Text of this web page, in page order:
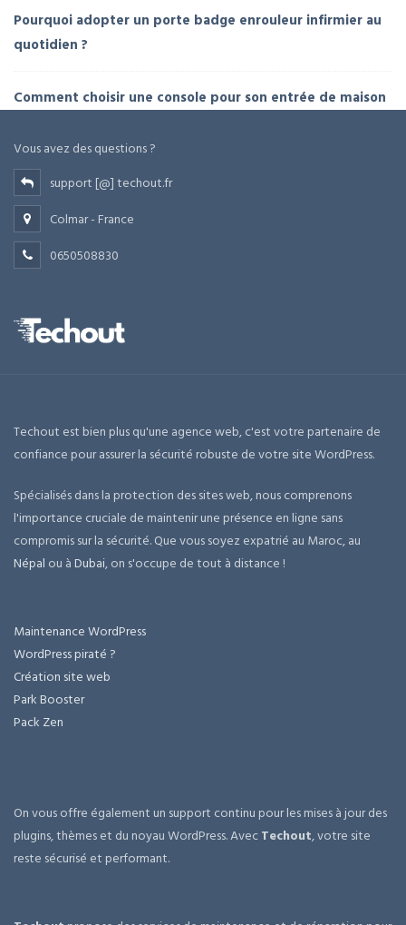
Pourquoi adopter un porte badge enrouleur infirmier au
quotidien ?
Comment choisir une console pour son entrée de maison
Vous avez des questions ?
support [@] techout.fr
Colmar - France
0650508830
Techout est bien plus qu'une agence web, c'est votre partenaire de
confiance pour assurer la sécurité robuste de votre site WordPress.
Spécialisés dans la protection des sites web, nous comprenons
l'importance cruciale de maintenir une présence en ligne sans
compromis sur la sécurité. Que vous soyez expatrié au Maroc, au
Népal ou àDubai, on s'occupe de tout à distance !
Maintenance WordPress
WordPress piraté ?
Création site web
Park Booster
Pack Zen
On vous offre également un support continu pour les mises à jour des
plugins, thèmes et du noyau WordPress. AvecTechout, votre site
reste sécurisé et performant.